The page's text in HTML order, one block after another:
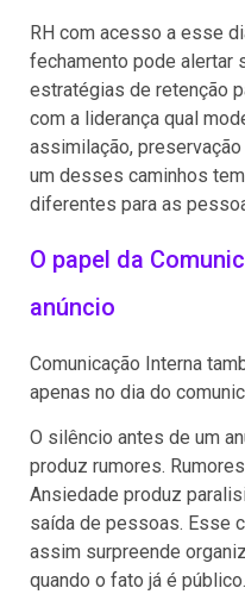
RH com acesso a esse
fechamento pode alertar
estratégias de retenção
com a liderança qual
assimilação,
um desses caminhos
diferentes para as
O papel da
anúncio
Comunicação Interna
apenas no dia do
O silêncio antes de um
produz rumores.
Ansiedade produz
saída de pessoas. Esse
assim surpreende
quando o fato já é público.